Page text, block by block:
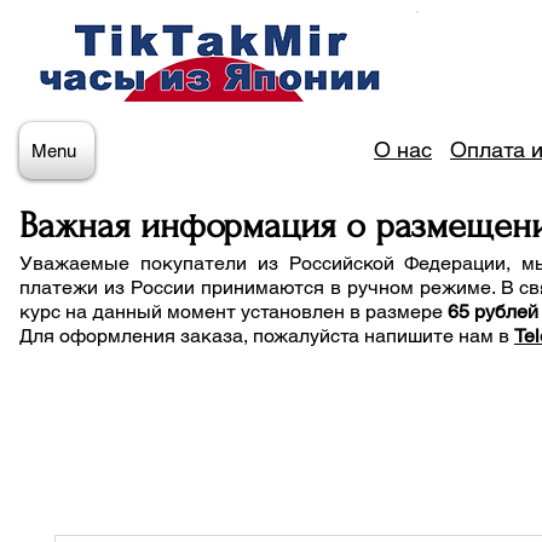
Menu О нас Оплата
Важная информация о
Уважаемые покупатели из Российской Федерации,
платежи из России принимаются в ручном режиме. В
курс на данный момент установлен в размере 65
Для оформления заказа, пожалуйста напишите нам в